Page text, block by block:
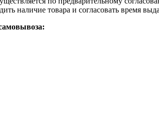
наличие товара и согласовать время